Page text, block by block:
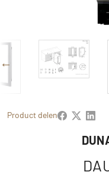
Product delen